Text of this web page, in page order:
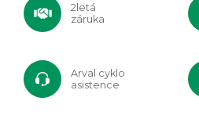
2letá
záruka
Arval cyklo
asistence